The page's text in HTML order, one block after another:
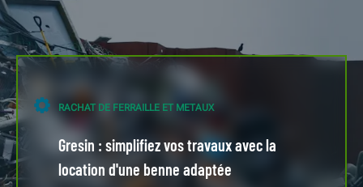
RACHAT DE FERRAILLE ET METAUX
Gresin : simplifiez vos travaux avec la
location d'une benne adaptée